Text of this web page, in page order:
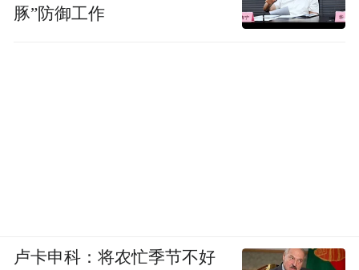
豚”防御工作
卢卡申科：将农忙季节不好